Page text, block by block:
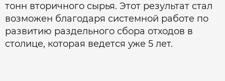
тонн вторичного сырья. Этот результат стал
возможен благодаря системной работе по
развитию раздельного сбора отходов в
столице, которая ведется уже 5 лет.